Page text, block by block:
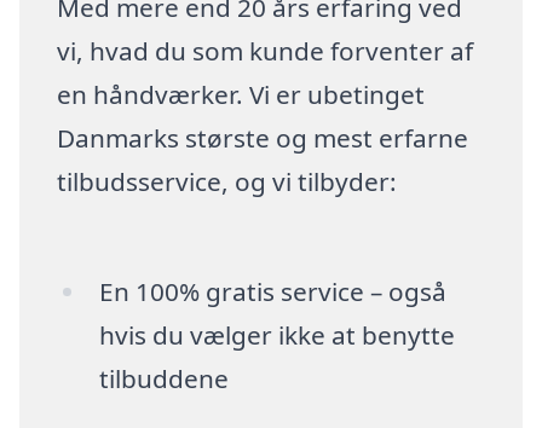
Med mere end 20 års erfaring ved
vi, hvad du som kunde forventer af
en håndværker. Vi er ubetinget
Danmarks største og mest erfarne
tilbudsservice, og vi tilbyder:
En 100% gratis service – også
hvis du vælger ikke at benytte
tilbuddene